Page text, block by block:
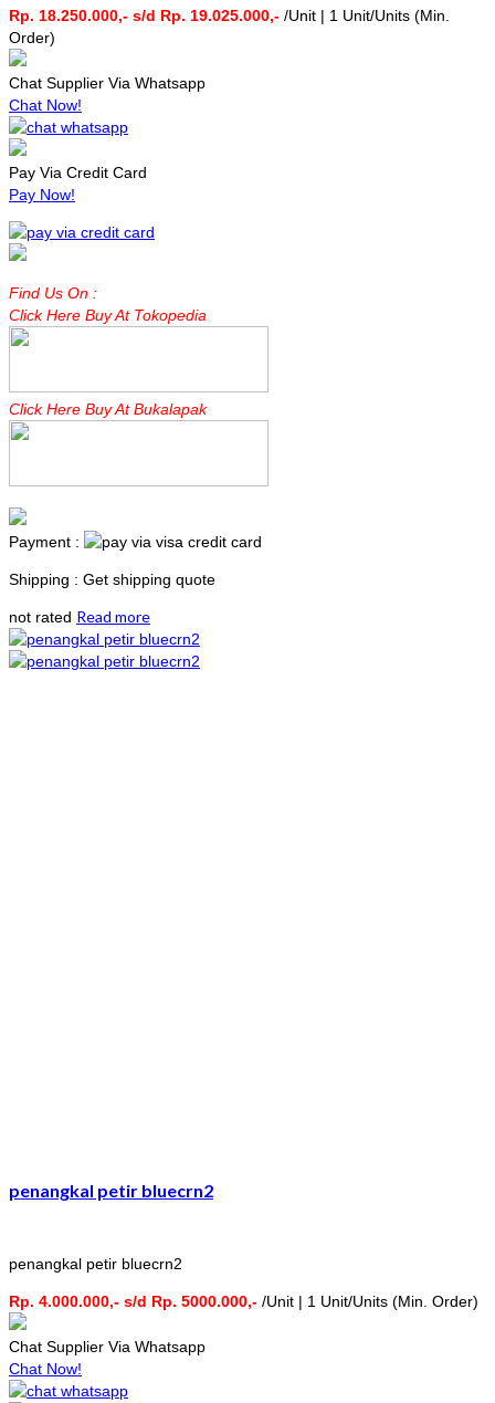
Rp. 18.250.000,- s/d Rp. 19.025.000,- /Unit | 1 Unit/Units (Min.
Order)
Chat Supplier Via Whatsapp
Chat Now!
Pay Via Credit Card
Pay Now!
Find Us On :
Click Here Buy At Tokopedia
Click Here Buy At Bukalapak
Payment :
Shipping : Get shipping quote
not rated Read more
penangkal petir bluecrn2
penangkal petir bluecrn2
Rp. 4.000.000,- s/d Rp. 5000.000,- /Unit | 1 Unit/Units (Min. Order)
Chat Supplier Via Whatsapp
Chat Now!